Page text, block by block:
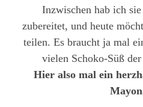
Inzwischen hab ich
zubereitet, und heute
teilen. Es braucht ja mal
vielen Schoko-Süß
Hier also mal ein